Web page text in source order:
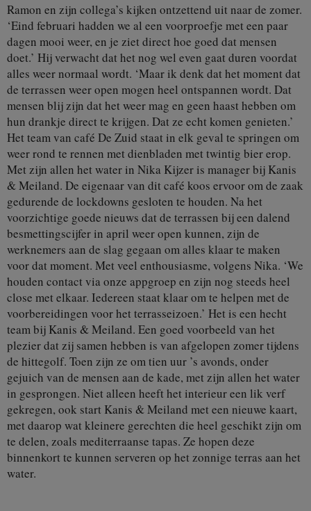
Ramon en zijn collega’s kijken ontzettend uit naar de zomer.
‘Eind februari hadden we al een voorproefje met een paar
dagen mooi weer, en je ziet direct hoe goed dat mensen
doet.’ Hij verwacht dat het nog wel even gaat duren voordat
alles weer normaal wordt. ‘Maar ik denk dat het moment dat
de terrassen weer open mogen heel ontspannen wordt. Dat
mensen blij zijn dat het weer mag en geen haast hebben om
hun drankje direct te krijgen. Dat ze echt komen genieten.’
Het team van café De Zuid staat in elk geval te springen om
weer rond te rennen met dienbladen met twintig bier erop.
Met zijn allen het water in Nika Kijzer is manager bij Kanis
& Meiland. De eigenaar van dit café koos ervoor om de zaak
gedurende de lockdowns gesloten te houden. Na het
voorzichtige goede nieuws dat de terrassen bij een dalend
besmettingscijfer in april weer open kunnen, zijn de
werknemers aan de slag gegaan om alles klaar te maken
voor dat moment. Met veel enthousiasme, volgens Nika. ‘We
houden contact via onze appgroep en zijn nog steeds heel
close met elkaar. Iedereen staat klaar om te helpen met de
voorbereidingen voor het terrasseizoen.’ Het is een hecht
team bij Kanis & Meiland. Een goed voorbeeld van het
plezier dat zij samen hebben is van afgelopen zomer tijdens
de hittegolf. Toen zijn ze om tien uur ’s avonds, onder
gejuich van de mensen aan de kade, met zijn allen het water
in gesprongen. Niet alleen heeft het interieur een lik verf
gekregen, ook start Kanis & Meiland met een nieuwe kaart,
met daarop wat kleinere gerechten die heel geschikt zijn om
te delen, zoals mediterraanse tapas. Ze hopen deze
binnenkort te kunnen serveren op het zonnige terras aan het
water.